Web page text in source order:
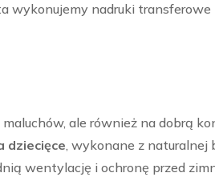
wykonujemy nadruki transferowe
ale również na dobrą
dziecięce, wykonane z naturalnej
wentylację i ochronę przed